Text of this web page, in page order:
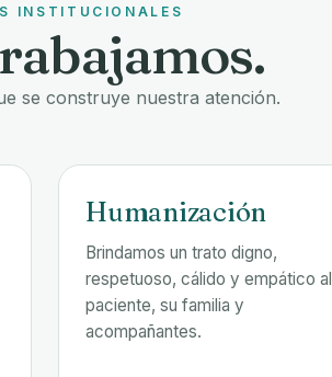
INSTITUCIONALES
se construye nuestra atención.
Humanización
Brindamos un trato digno,
respetuoso, cálido y empático al
paciente, su familia y
acompañantes.